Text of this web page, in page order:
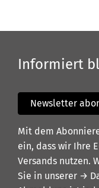
Informiert
Newsletter
Mit dem
ein, dass wir Ihre
Versands nutzen.
Sie in unserer →